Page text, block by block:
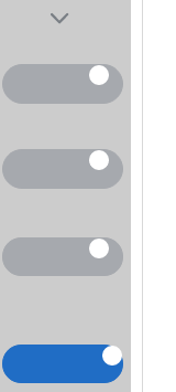
including but
party tags to
in below Google
screen mintát?
ha Samsung
jelszavát, kódját
közben
optimalizált